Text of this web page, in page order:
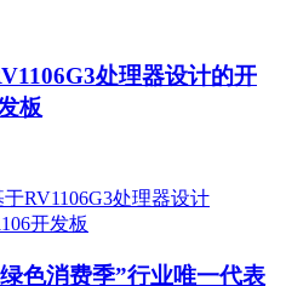
处理器设计的开
板
色消费季”行业唯一代表